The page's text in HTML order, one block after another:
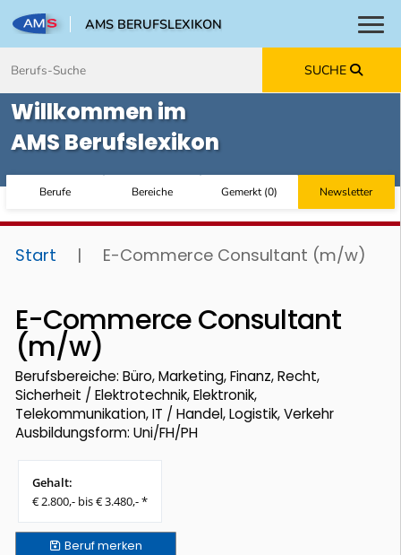
AMS BERUFSLEXIKON
SUCHE
Willkommen im
AMS Berufslexikon
Berufe Bereiche Gemerkt(0) Newsletter
Start | E-Commerce Consultant (m/w)
E-Commerce Consultant
(m/w)
Berufsbereiche: Büro, Marketing, Finanz, Recht,
Sicherheit / Elektrotechnik, Elektronik,
Telekommunikation, IT / Handel, Logistik, Verkehr
Ausbildungsform: Uni/FH/PH
Gehalt:
€ 2.800,- bis € 3.480,- *
Berufmerken